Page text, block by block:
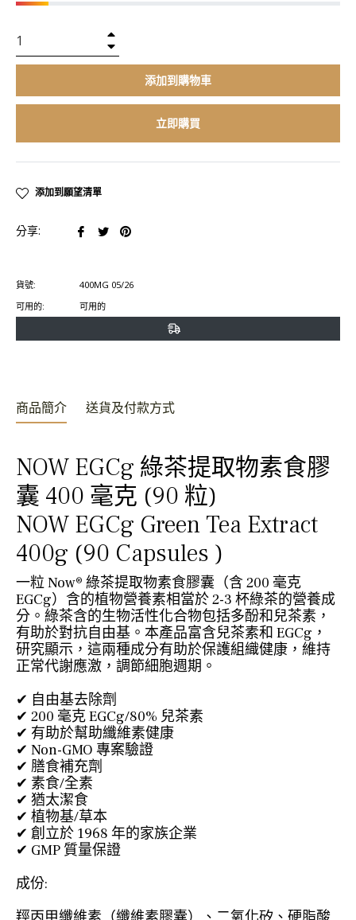
添加到購物車
立即購買
添加到願望清單
分享:
在
上
分
在
上
在
置
貨號:
400MG 05/26
可用的:
可用的
商品簡介 送貨及付款方式
NOW EGCg 綠茶提取物素食膠
囊 400 毫克 (90 粒)
NOW EGCg Green Tea Extract
400g (90 Capsules )
一粒 Now® 綠茶提取物素食膠囊（含 200 毫克
EGCg）含的植物營養素相當於 2-3 杯綠茶的營養成
分。綠茶含的生物活性化合物包括多酚和兒茶素，
有助於對抗自由基。本產品富含兒茶素和 EGCg，
研究顯示，這兩種成分有助於保護組織健康，維持
正常代謝應激，調節細胞週期。
✔ 自由基去除劑
✔ 200 毫克 EGCg/80% 兒茶素
✔ 有助於幫助纖維素健康
✔ Non-GMO 專案驗證
✔ 膳食補充劑
✔ 素食/全素
✔ 猶太潔食
✔ 植物基/草本
✔ 創立於 1968 年的家族企業
✔ GMP 質量保證
成份: